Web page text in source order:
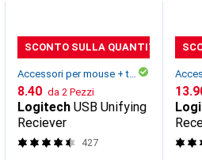
SCONTO SULLA QUANTITÀ
Accessori per mouse + tastiere
CHF
8.40 da 2 Pezzi
Logitech USB Unifying
Reciever
427
CHF